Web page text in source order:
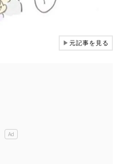
▶元記事を見る